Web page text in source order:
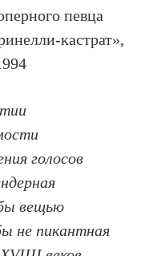
певца
кастрат»,
голосов
вещью
не пикантная